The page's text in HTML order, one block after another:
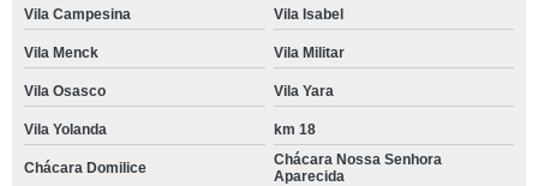
Vila Campesina Vila Isabel
Vila Menck Vila Militar
Vila Osasco Vila Yara
Vila Yolanda km 18
Chácara Domilice
Chácara Nossa Senhora
Aparecida